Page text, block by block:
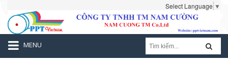
Select Language ▼
MENU